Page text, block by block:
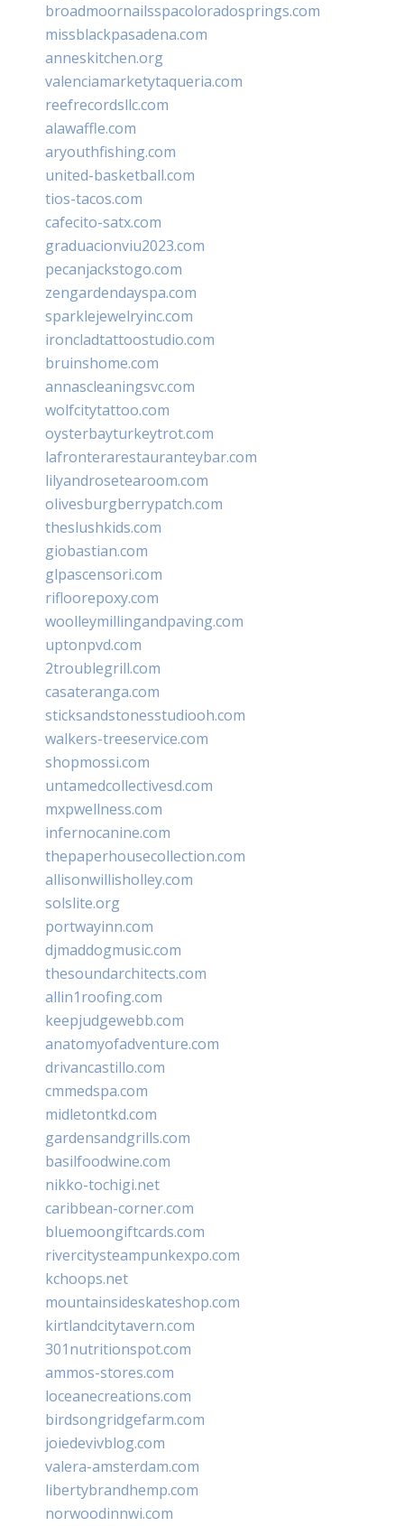
broadmoornailsspacoloradosprings.com
missblackpasadena.com
anneskitchen.org
valenciamarketytaqueria.com
reefrecordsllc.com
alawaffle.com
aryouthfishing.com
united-basketball.com
tios-tacos.com
cafecito-satx.com
graduacionviu2023.com
pecanjackstogo.com
zengardendayspa.com
sparklejewelryinc.com
ironcladtattoostudio.com
bruinshome.com
annascleaningsvc.com
wolfcitytattoo.com
oysterbayturkeytrot.com
lafronterarestauranteybar.com
lilyandrosetearoom.com
olivesburgberrypatch.com
theslushkids.com
giobastian.com
glpascensori.com
rifloorepoxy.com
woolleymillingandpaving.com
uptonpvd.com
2troublegrill.com
casateranga.com
sticksandstonesstudiooh.com
walkers-treeservice.com
shopmossi.com
untamedcollectivesd.com
mxpwellness.com
infernocanine.com
thepaperhousecollection.com
allisonwillisholley.com
solslite.org
portwayinn.com
djmaddogmusic.com
thesoundarchitects.com
allin1roofing.com
keepjudgewebb.com
anatomyofadventure.com
drivancastillo.com
cmmedspa.com
midletontkd.com
gardensandgrills.com
basilfoodwine.com
nikko-tochigi.net
caribbean-corner.com
bluemoongiftcards.com
rivercitysteampunkexpo.com
kchoops.net
mountainsideskateshop.com
kirtlandcitytavern.com
301nutritionspot.com
ammos-stores.com
loceanecreations.com
birdsongridgefarm.com
joiedevivblog.com
valera-amsterdam.com
libertybrandhemp.com
norwoodinnwi.com